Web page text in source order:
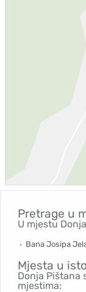
Pretrage u
U mjestu
Bana Josipa
Mjesta u
Donja Pištana
mjestima: